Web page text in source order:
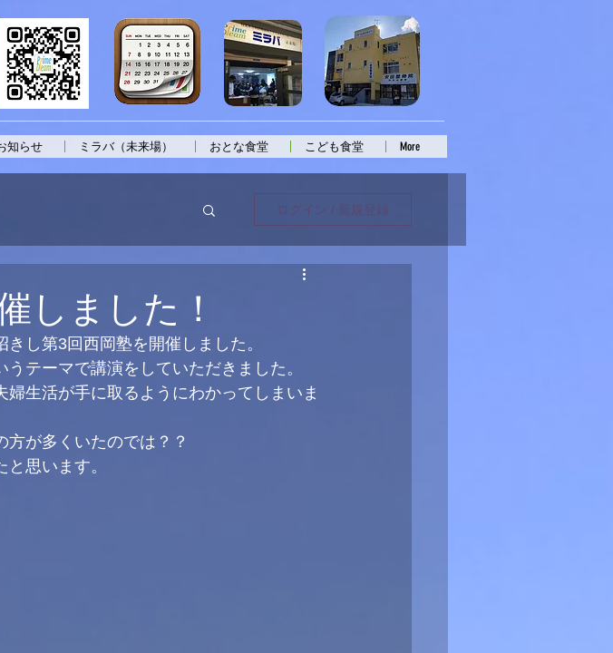
知らせ ミラバ（未来場） おとな食堂 こども食堂 More
ログイン / 新規登録
しました！
し第3回西岡塾を開催しました。
テーマで講演をしていただきました。
生活が手に取るようにわかってしまいま
が多くいたのでは？？
思います。